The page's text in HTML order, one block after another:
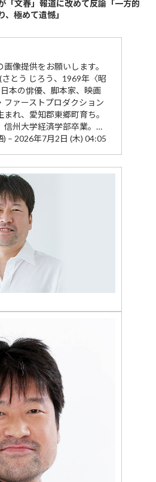
文春」報道に改めて反論「一方的
極めて遺憾」
像提供をお願いします。
(さとう じろう、1969年〈昭
本の俳優、脚本家、映画
ァーストプロダクション
れ、愛知郡東郷町育ち。
信州大学経済学部卒業。…
– 2026年7月2日 (木) 04:05